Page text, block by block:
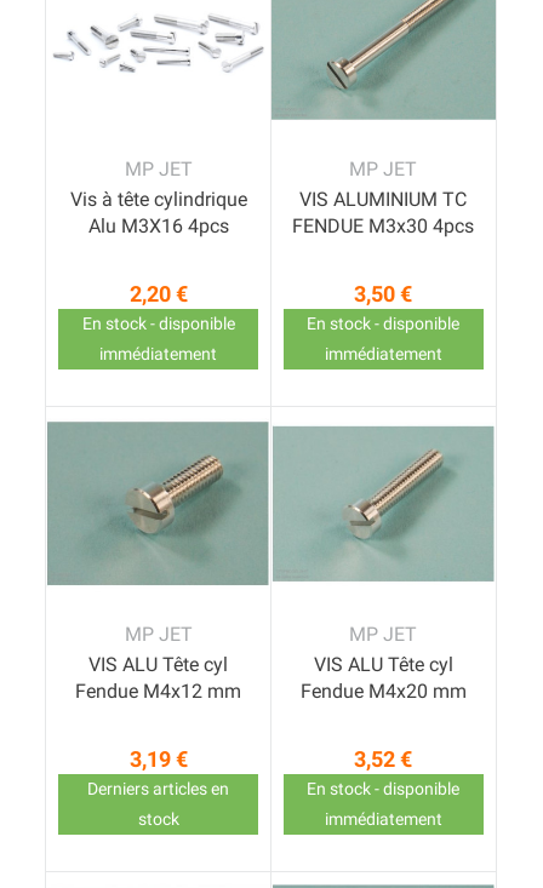
MP JET
Vis à tête cylindrique
Alu M3X16 4pcs
Prix
2,20 €
En stock - disponible
immédiatement
MP JET
VIS ALUMINIUM TC
FENDUE M3x30 4pcs
Prix
3,50 €
En stock - disponible
immédiatement
MP JET
VIS ALU Tête cyl
Fendue M4x12 mm
Prix
3,19 €
Derniers articles en
stock
MP JET
VIS ALU Tête cyl
Fendue M4x20 mm
Prix
3,52 €
En stock - disponible
immédiatement